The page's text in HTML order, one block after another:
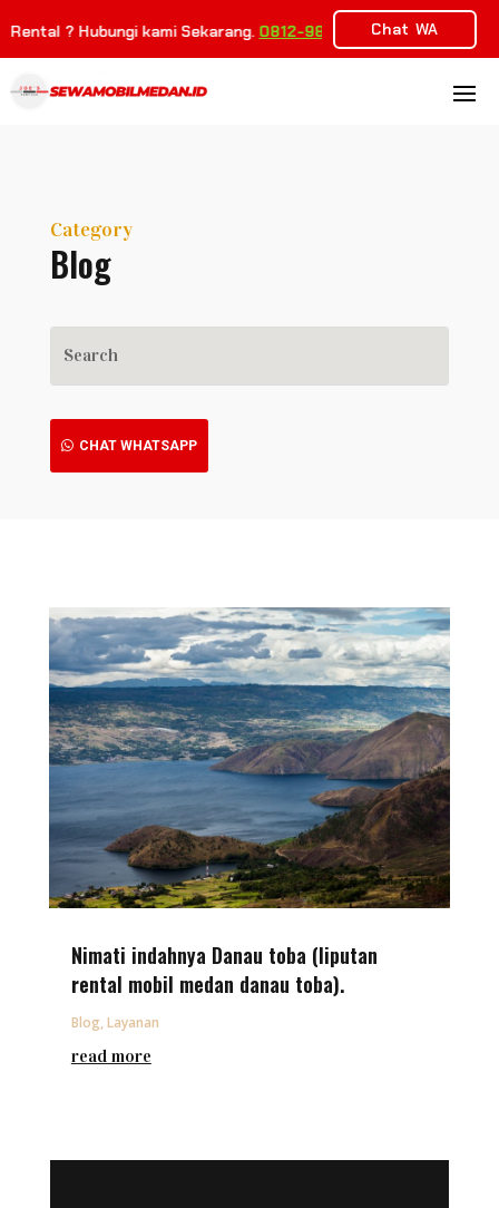
? Hubungi kami Sekarang.0812-9843-9263Chat WA
Category
Blog
CHAT WHATSAPP
Nimati indahnya Danau toba (liputan
rental mobil medan danau toba).
Blog,Layanan
read more